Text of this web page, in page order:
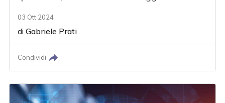
03 Ott 2024
diGabriele Prati
Condividi